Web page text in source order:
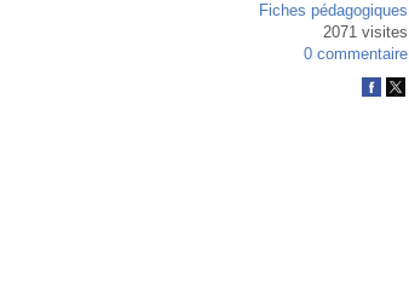
Fiches pédagogiques
2071 visites
0 commentaire